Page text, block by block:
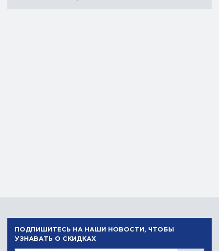
ПОДПИШИТЕСЬ НА НАШИ НОВОСТИ, ЧТОБЫ
УЗНАВАТЬ О СКИДКАХ